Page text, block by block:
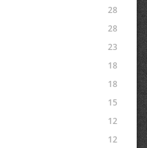
28
28
23
18
18
15
12
12